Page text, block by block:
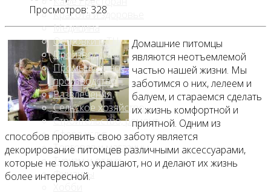
Красота и здоровье
Медицина
Островки в ТЦ
Производство
Промышленное
производство
Развлечения
Сельское хозяйство
Строительство, ремонт
Сфера услуг
Торговля и магазины
Туризм и отдых
Финансы
Просмотров: 328
Домашние питомцы
являются неотъемлемой
частью нашей жизни. Мы
заботимся о них, лелеем и
балуем, и стараемся сделать
их жизнь комфортной и
приятной. Одним из
способов проявить свою заботу является
декорирование питомцев различными аксессуарами,
которые не только украшают, но и делают их жизнь
более интересной.